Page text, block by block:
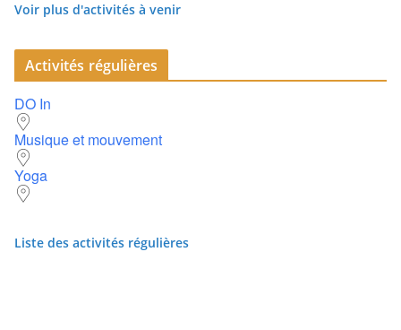
Voir plus d'activités à venir
Activités régulières
DO In
Musique et mouvement
Yoga
Liste des activités régulières